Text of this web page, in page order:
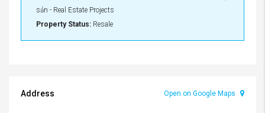
sản - Real Estate Projects
Property Status: Resale
Address Open on Google Maps